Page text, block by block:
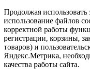
Продолжая использовать
использование файлов
корректной работы
регистрации, корзины,
товаров) и
Яндекс.Метрика,
качества работы сайта.